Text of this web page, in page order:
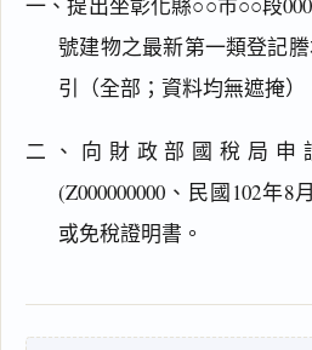
一、提出坐彰化縣○○市○○段
號建物之最新第一類登記
引（全部；資料均無遮掩）
二、向財政部國稅局申
(Z000000000、民國102年
或免稅證明書。